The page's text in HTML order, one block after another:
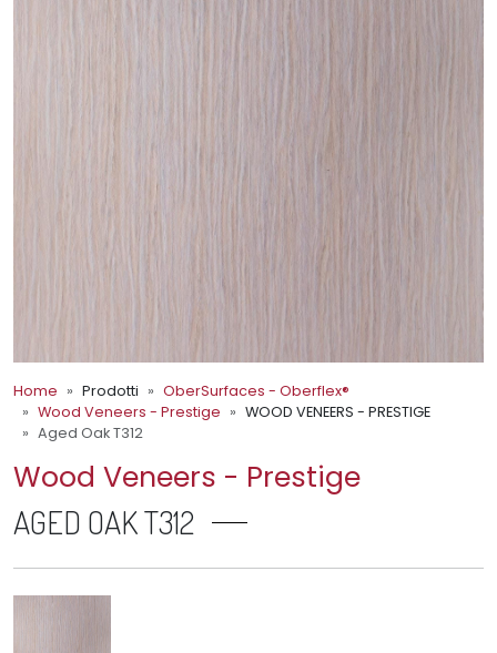
Home Prodotti
OberSurfaces - Oberflex®
Wood Veneers - Prestige
WOOD VENEERS - PRESTIGE
Aged Oak T312
Wood Veneers - Prestige
AGED OAK T312